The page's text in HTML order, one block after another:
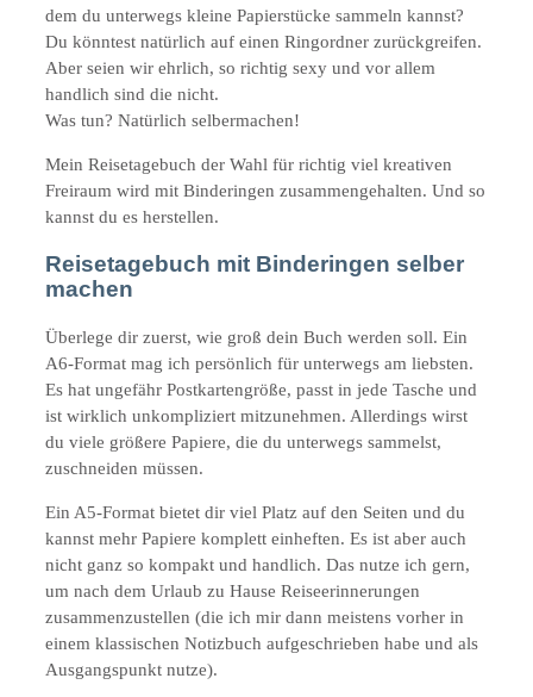
dem du unterwegs kleine Papierstücke sammeln kannst?
Du könntest natürlich auf einen Ringordner zurückgreifen.
Aber seien wir ehrlich, so richtig sexy und vor allem
handlich sind die nicht.
Was tun? Natürlich selbermachen!
Mein Reisetagebuch der Wahl für richtig viel kreativen
Freiraum wird mit Binderingen zusammengehalten. Und so
kannst du es herstellen.
Reisetagebuch mit Binderingen selber
machen
Überlege dir zuerst, wie groß dein Buch werden soll. Ein
A6-Format mag ich persönlich für unterwegs am liebsten.
Es hat ungefähr Postkartengröße, passt in jede Tasche und
ist wirklich unkompliziert mitzunehmen. Allerdings wirst
du viele größere Papiere, die du unterwegs sammelst,
zuschneiden müssen.
Ein A5-Format bietet dir viel Platz auf den Seiten und du
kannst mehr Papiere komplett einheften. Es ist aber auch
nicht ganz so kompakt und handlich. Das nutze ich gern,
um nach dem Urlaub zu Hause Reiseerinnerungen
zusammenzustellen (die ich mir dann meistens vorher in
einem klassischen Notizbuch aufgeschrieben habe und als
Ausgangspunkt nutze).